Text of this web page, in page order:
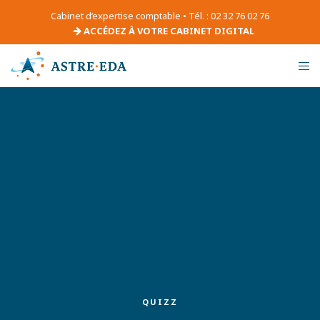
Cabinet d’expertise comptable • Tél. : 02 32 76 02 76
ACCÉDEZ À VOTRE CABINET DIGITAL
QUIZZ